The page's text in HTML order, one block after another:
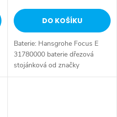
DO KOŠÍKU
Baterie: Hansgrohe Focus E
31780000 baterie dřezová
stojánková od značky
Hansgrohe. Série: Focus E. Typ